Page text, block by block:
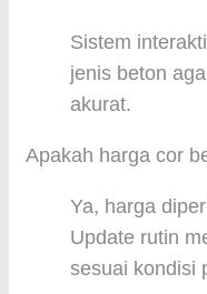
Sistem
jenis beton
akurat.
Apakah harga cor
Ya, harga
Update rutin
sesuai kondisi